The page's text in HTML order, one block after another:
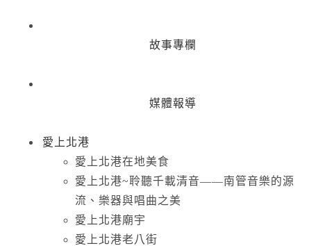
故事專欄
媒體報導
愛上北港
愛上北港在地美食
愛上北港~聆聽千載清音——南管音樂的源
流、樂器與唱曲之美
愛上北港廟宇
愛上北港老八街